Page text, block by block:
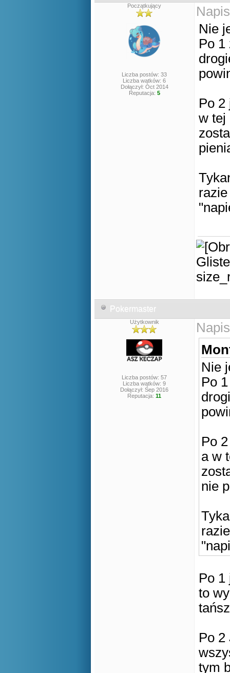
Początkujący
Liczba postów: 33
Liczba wątków: 6
Dołączył: Oct 2014
Reputacja: 5
Nie
Po 1
Po 2
w tej
Pokermaster
Użytkownik
Liczba postów: 57
Liczba wątków: 9
Dołączył: Sep 2016
Reputacja: 11
Nie
Po
Po
a w
nie
Po 1
to
Po 2
tym